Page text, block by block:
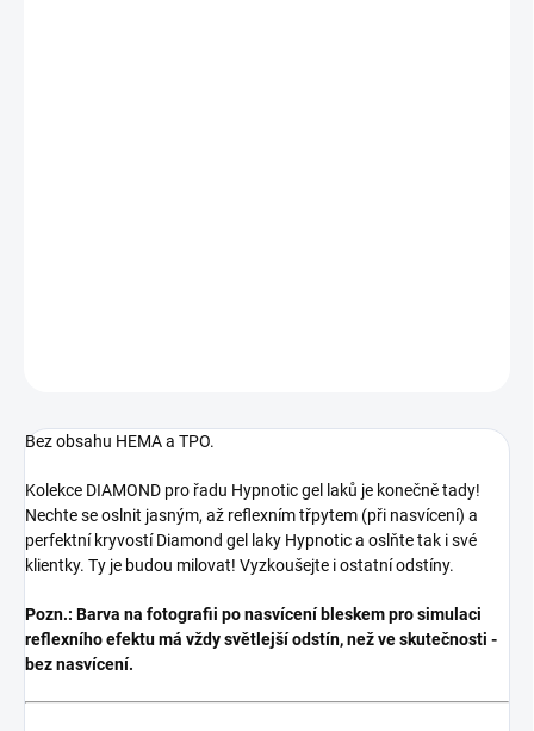
Bez obsahu HEMA a TPO.
Kolekce DIAMOND pro řadu Hypnotic gel laků je konečně tady!
Nechte se oslnit jasným, až reflexním třpytem (při nasvícení) a
perfektní kryvostí Diamond gel laky Hypnotic a oslňte tak i své
klientky. Ty je budou milovat! Vyzkoušejte i ostatní odstíny.
Pozn.: Barva na fotografii po nasvícení bleskem pro simulaci
reflexního efektu má vždy světlejší odstín, než ve skutečnosti -
bez nasvícení.